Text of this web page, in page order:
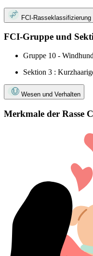
FCI-Rasseklassifizierung
FCI-Gruppe und
Gruppe 10 -
Sektion 3 :
Wesen und Verhalten
Merkmale der Rasse